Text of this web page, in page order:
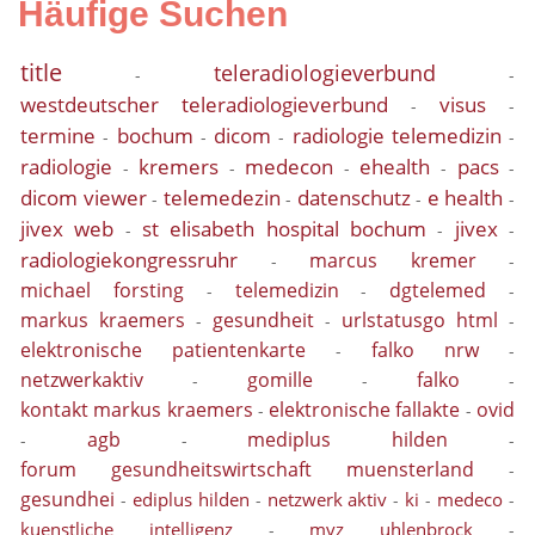
Häufige Suchen
title - teleradiologieverbund -
westdeutscher teleradiologieverbund - visus -
termine - bochum - dicom - radiologie telemedizin -
radiologie - kremers - medecon - ehealth - pacs-
dicom viewer- telemedezin - datenschutz- e health -
jivex web - st elisabeth hospital bochum - jivex-
radiologiekongressruhr - marcus kremer-
michael forsting- telemedizin - dgtelemed -
markus kraemers - gesundheit - urlstatusgo html -
elektronische patientenkarte - falko nrw-
netzwerkaktiv - gomille - falko -
kontakt markus kraemers - elektronische fallakte - ovid
- agb - mediplus hilden -
forum gesundheitswirtschaft muensterland -
gesundhei - ediplus hilden - netzwerk aktiv - ki - medeco -
kuenstliche intelligenz- mvz uhlenbrock -